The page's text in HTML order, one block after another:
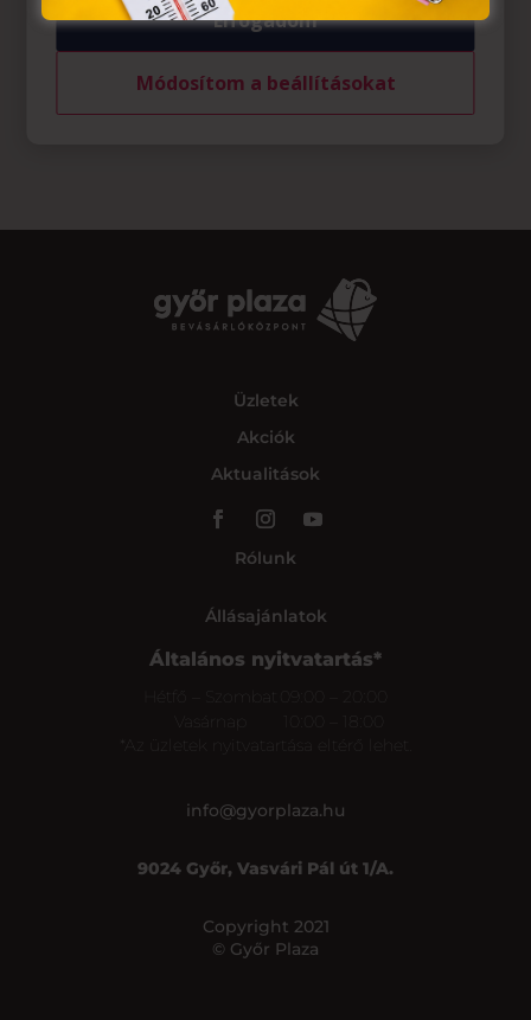
Üzletek
Akciók
Aktualitások
Rólunk
Állásajánlatok
Általános nyitvatartás*
*Az üzletek nyitvatartása eltérő lehet.
info@gyorplaza.hu
9024 Győr, Vasvári Pál út 1/A.
Copyright 2021
© Győr Plaza
Elfogadom
Módosítom a beállításokat